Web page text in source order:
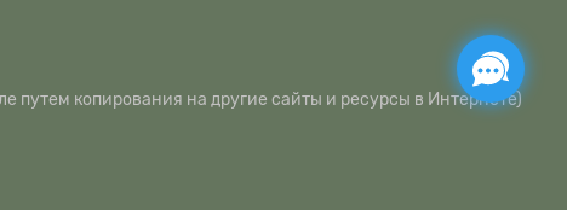
путем копирования на другие сайты и ресурсы в Интернете)